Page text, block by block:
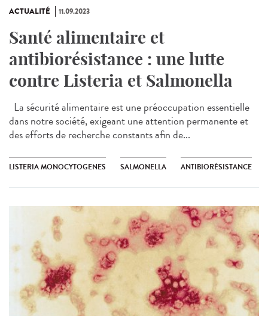
ACTUALITÉ 11.09.2023
Santé alimentaire et
antibiorésistance : une lutte
contre Listeria et Salmonella
La sécurité alimentaire est une préoccupation essentielle
dans notre société, exigeant une attention permanente et
des efforts de recherche constants afin de...
LISTERIA MONOCYTOGENES SALMONELLA ANTIBIORÉSISTANCE